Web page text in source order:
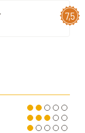
7,5